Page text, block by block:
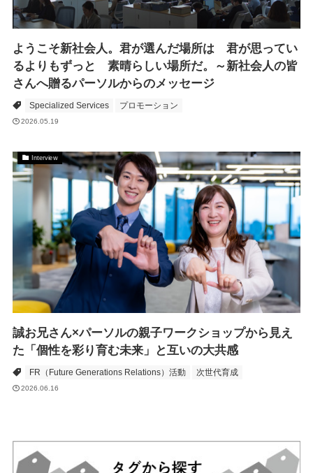
ようこそ新社会人。君が選んだ場所は 君が思ってい
るよりもずっと 素晴らしい場所だ。～新社会人の皆
さんへ贈るパーソルからのメッセージ
Specialized Services プロモーション
2026.05.19
Interview
誠お兄さん×パーソルの親子ワークショップから見え
た「個性を彩り育む未来」と互いの大共感
FR（Future Generations Relations）活動 次世代育成
2026.06.16